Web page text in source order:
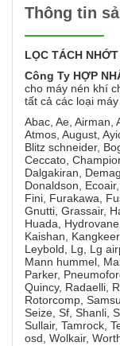
Thông tin
LỌC TÁCH
Công Ty HỢP
cho máy nén khí
tất cả các loại
Abac, Ae, Airman,
Atmos, August,
Blitz schneider,
Ceccato,
Dalgakiran,
Donaldson,
Fini, Furakawa,
Gnutti, Grassair,
Huada,
Kaishan,
Leybold, Lg, Lg
Mann hummel,
Parker,
Quincy, Radaelli,
Rotorcomp,
Seize, Sf, Shanli,
Sullair, Tamrock,
osd, Wolkair,